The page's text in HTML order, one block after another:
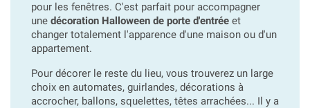
pour les fenêtres. C'est parfait pour accompagner
une décoration Halloween de porte d'entrée et
changer totalement l'apparence d'une maison ou d'un
appartement.
Pour décorer le reste du lieu, vous trouverez un large
choix en automates, guirlandes, décorations à
accrocher, ballons, squelettes, têtes arrachées... Il y a